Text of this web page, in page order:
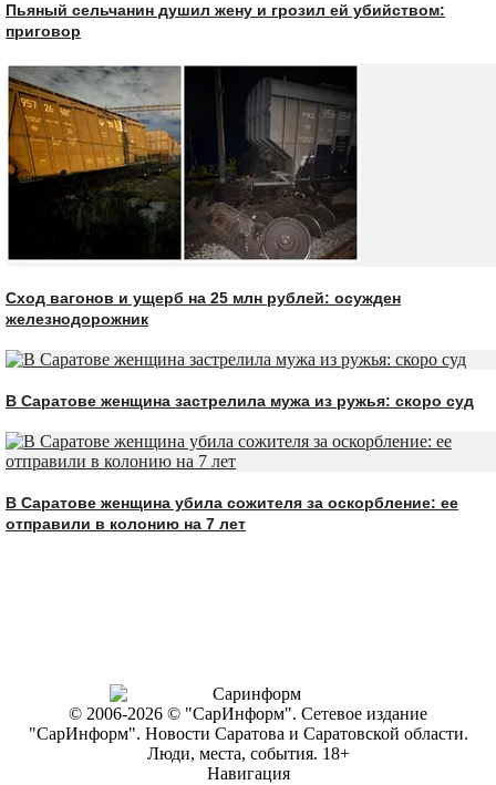
Пьяный сельчанин душил жену и грозил ей убийством:
приговор
Сход вагонов и ущерб на 25 млн рублей: осужден
железнодорожник
В Саратове женщина застрелила мужа из ружья: скоро суд
В Саратове женщина убила сожителя за оскорбление: ее
отправили в колонию на 7 лет
© 2006-2026 © "СарИнформ". Сетевое издание
"СарИнформ". Новости Саратова и Саратовской области.
Люди, места, события. 18+
Навигация